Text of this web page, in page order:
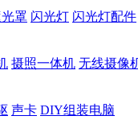
罩 闪光灯 闪光灯配件
摄照一体机 无线摄像
声卡 DIY组装电脑